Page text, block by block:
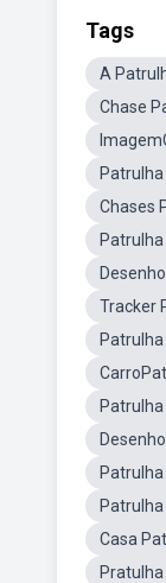
Tags
A
Chase
Chases
Tracker
Casa
Pratulha